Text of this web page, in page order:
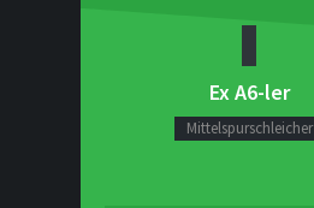
Ex A6-ler
Mittelspurschleicher